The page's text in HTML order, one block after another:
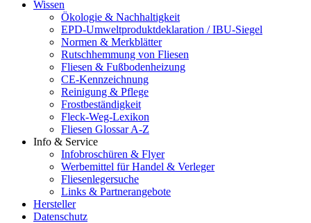
Wissen
Ökologie & Nachhaltigkeit
EPD-Umweltproduktdeklaration / IBU-Siegel
Normen & Merkblätter
Rutschhemmung von Fliesen
Fliesen & Fußbodenheizung
CE-Kennzeichnung
Reinigung & Pflege
Frostbeständigkeit
Fleck-Weg-Lexikon
Fliesen Glossar A-Z
Info & Service
Infobroschüren & Flyer
Werbemittel für Handel & Verleger
Fliesenlegersuche
Links & Partnerangebote
Hersteller
Datenschutz